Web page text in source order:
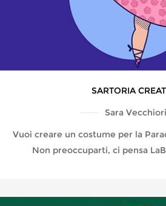
SARTORIA
Sara Vecchiori
Vuoi creare un costume per la
Non preoccuparti, ci pensa